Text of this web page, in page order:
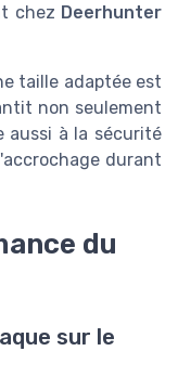
chez Deerhunter
taille adaptée est
non seulement
à la sécurité
durant
du
sur le